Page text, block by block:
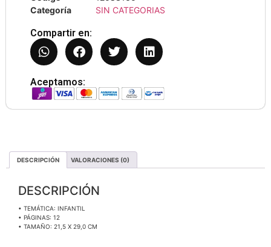
Categoría
SIN CATEGORIAS
Compartir en:
Aceptamos:
DESCRIPCIÓN VALORACIONES (0)
DESCRIPCIÓN
• TEMÁTICA: INFANTIL
• PÁGINAS: 12
• TAMAÑO: 21,5 X 29,0 CM